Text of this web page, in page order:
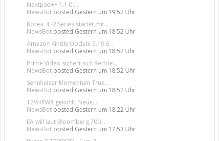
Nextpad++ 1.1.0:...
NewsBot posted Gestern um 19:52 Uhr
Korea. IL-2 Series startet mit...
NewsBot posted Gestern um 18:52 Uhr
Amazon Kindle Update 5.19.6...
NewsBot posted Gestern um 18:52 Uhr
Prime Video sichert sich Rechte...
NewsBot posted Gestern um 18:52 Uhr
Sennheiser Momentum True...
NewsBot posted Gestern um 18:52 Uhr
12VHPWR gekühlt: Neue...
NewsBot posted Gestern um 18:22 Uhr
EA will laut Bloomberg 700...
NewsBot posted Gestern um 17:53 Uhr